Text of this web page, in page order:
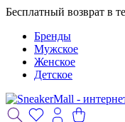
Бесплатный возврат в
Бренды
Мужское
Женское
Детское